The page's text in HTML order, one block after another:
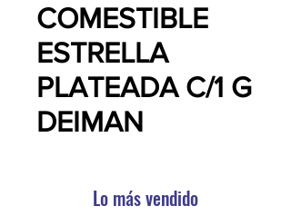
COMESTIBLE
ESTRELLA
PLATEADA C/1 G
DEIMAN
Lo más vendido